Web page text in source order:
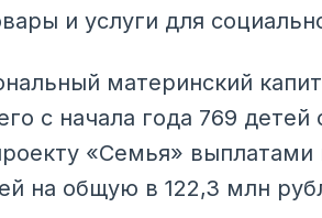
и услуги для
материнский
с начала года 769
«Семья»
на общую в 122,3 млн